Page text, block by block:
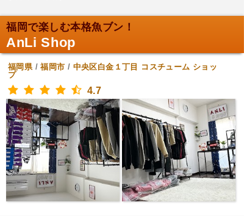
福岡で楽しむ本格魚ブン！
AnLi Shop
福岡県/福岡市 / 中央区白金１丁目
コスチューム ショッ
プ
4.7